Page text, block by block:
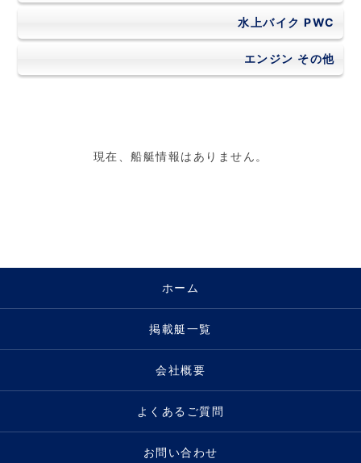
お問い合わせ
個人情報保護方針
水上バイク PWC
エンジン その他
現在、船艇情報はありません。
ホーム
掲載艇一覧
会社概要
よくあるご質問
お問い合わせ